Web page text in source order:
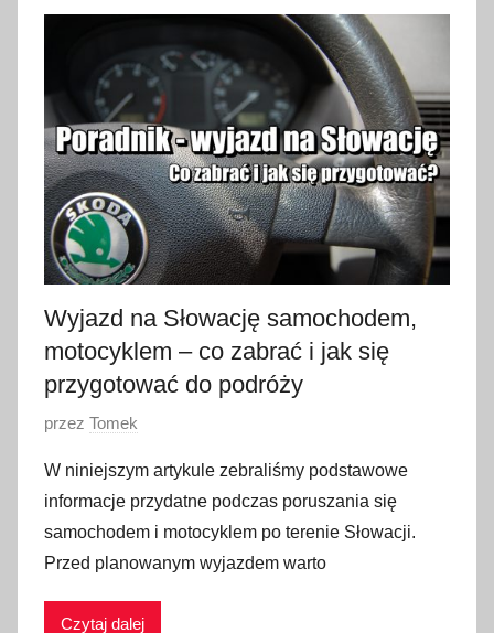
s
z
n
i
a
2
0
Wyjazd na Słowację samochodem,
motocyklem – co zabrać i jak się
przygotować do podróży
O
u
b
l
i
przez Tomek
W niniejszym artykule zebraliśmy podstawowe
informacje przydatne podczas poruszania się
samochodem i motocyklem po terenie Słowacji.
Przed planowanym wyjazdem warto
Czytaj dalej